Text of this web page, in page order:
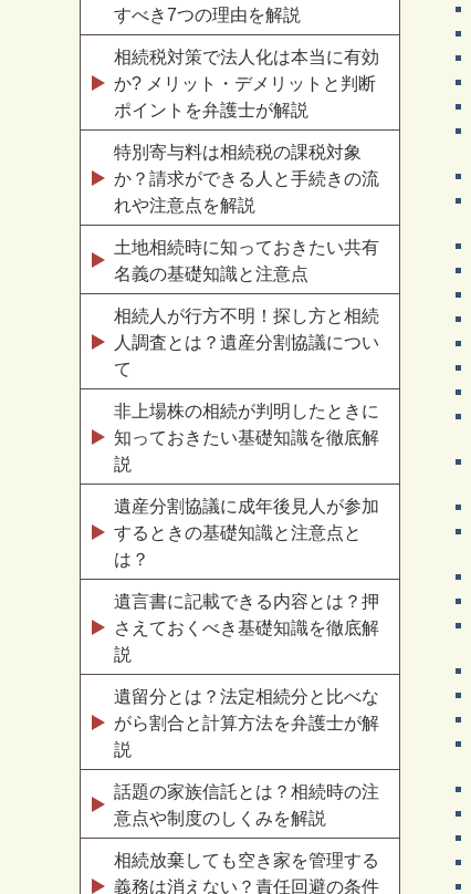
すべき7つの理由を解説
相続税対策で法人化は本当に有効
か? メリット・デメリットと判断
ポイントを弁護士が解説
特別寄与料は相続税の課税対象
か？請求ができる人と手続きの流
れや注意点を解説
土地相続時に知っておきたい共有
名義の基礎知識と注意点
相続人が行方不明！探し方と相続
人調査とは？遺産分割協議につい
て
非上場株の相続が判明したときに
知っておきたい基礎知識を徹底解
説
遺産分割協議に成年後見人が参加
するときの基礎知識と注意点と
は？
遺言書に記載できる内容とは？押
さえておくべき基礎知識を徹底解
説
遺留分とは？法定相続分と比べな
がら割合と計算方法を弁護士が解
説
話題の家族信託とは？相続時の注
意点や制度のしくみを解説
相続放棄しても空き家を管理する
義務は消えない？責任回避の条件